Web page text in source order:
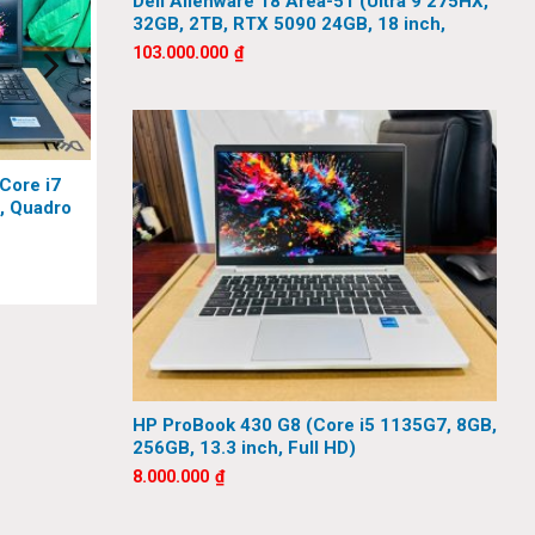
rate
C®
PCIe®
i7
Quadro
32GB, 2TB, RTX 5090 24GB, 18 inch,
QHD+, 300Hz)
103.000.000 ₫
HP ProBook 430 G8 (Core i5 1135G7, 8GB,
256GB, 13.3 inch, Full HD)
8.000.000 ₫